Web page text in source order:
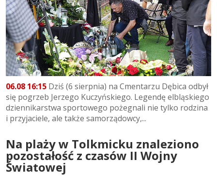
06.08 16:15 Dziś (6 sierpnia) na Cmentarzu Dębica odbył
się pogrzeb Jerzego Kuczyńskiego. Legendę elbląskiego
dziennikarstwa sportowego pożegnali nie tylko rodzina
i przyjaciele, ale także samorządowcy,...
Na plaży w Tolkmicku znaleziono
pozostałość z czasów II Wojny
Światowej